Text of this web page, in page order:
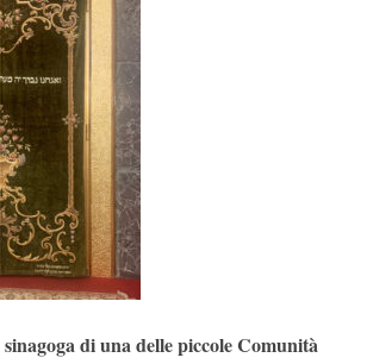
di una delle piccole Comunità